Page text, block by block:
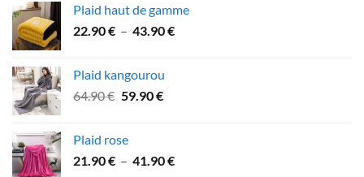
Plaid haut de gamme
22.90€ – 43.90€Plage
Plaid kangourou
64.90€ Le
était :
64.90 €.
59.90€Le
59.90 €.
Plaid rose
21.90€ – 41.90€Plage